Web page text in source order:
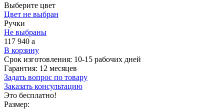
Выберите цвет
Цвет не выбран
Ручки
Не выбраны
117 940 a
В корзину
Срок изготовления: 10-15 рабочих дней
Гарантия: 12 месяцев
Задать вопрос по товару
Заказать консультацию
Это бесплатно!
Размер: